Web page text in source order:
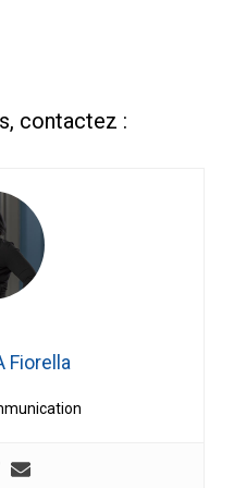
contactez :
Fiorella